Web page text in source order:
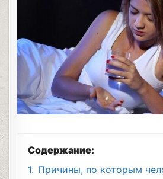
Содержание:
1. Причины, по которым